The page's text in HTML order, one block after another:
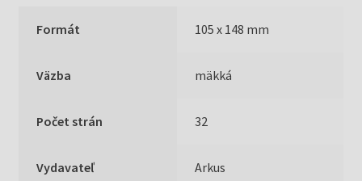
Formát 105 x 148 mm
Väzba mäkká
Počet strán 32
Vydavateľ Arkus